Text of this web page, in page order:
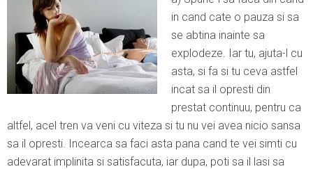
in cand cate o pauza si sa
se abtina inainte sa
explodeze. Iar tu, ajuta-l cu
asta, si fa si tu ceva astfel
incat sa il opresti din
prestat continuu, pentru ca
altfel, acel tren va veni cu viteza si tu nu vei avea nicio sansa
sa il opresti. Incearca sa faci asta pana cand te vei simti cu
adevarat implinita si satisfacuta, iar dupa, poti sa il lasi sa